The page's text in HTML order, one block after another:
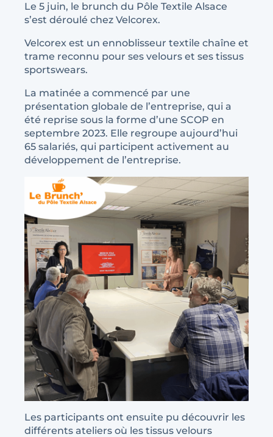
Le 5 juin, le brunch du Pôle Textile Alsace
s’est déroulé chez Velcorex.
Velcorex est un ennoblisseur textile chaîne et
trame reconnu pour ses velours et ses tissus
sportswears.
La matinée a commencé par une
présentation globale de l’entreprise, qui a
été reprise sous la forme d’une SCOP en
septembre 2023. Elle regroupe aujourd’hui
65 salariés, qui participent activement au
développement de l’entreprise.
Les participants ont ensuite pu découvrir les
différents ateliers où les tissus velours